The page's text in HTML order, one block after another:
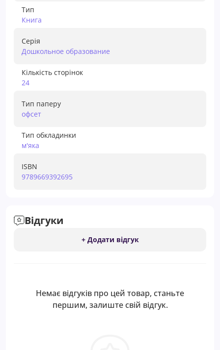
Тип
Книга
Серія
Дошкольное образование
Кількість сторінок
24
Тип паперу
офсет
Тип обкладинки
м'яка
ISBN
9789669392695
Відгуки
+ Додати відгук
Немає відгуків про цей товар, станьте
першим, залиште свій відгук.